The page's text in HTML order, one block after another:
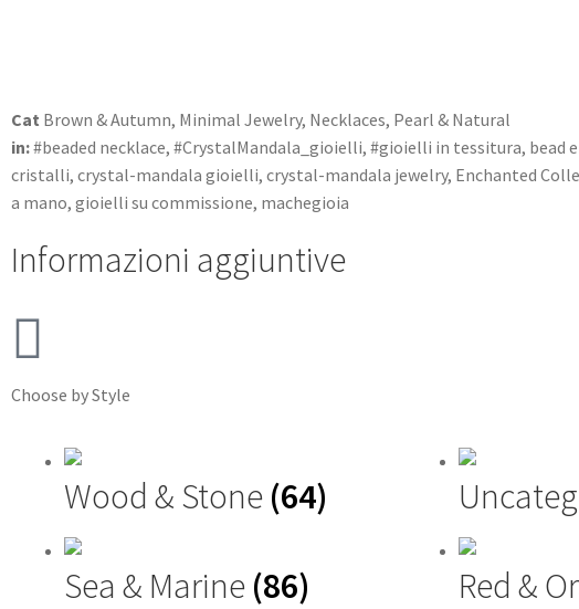
Cat Brown & Autumn, Minimal Jewelry, Necklaces, Pearl & Natural
in:#beaded necklace, #CrystalMandala_gioielli, #gioielli in tessitura, bead
cristalli, crystal-mandala gioielli, crystal-mandala jewelry, Enchanted
a mano, gioielli su commissione, machegioia
Informazioni aggiuntive
Choose by Style
Wood & Stone (64)
Sea & Marine (86) Red &